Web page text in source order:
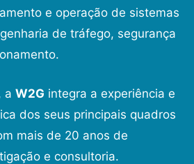
e operação de sistemas
de tráfego, segurança
a W2G integra a experiência e
dos seus principais quadros
mais de 20 anos de
e consultoria.